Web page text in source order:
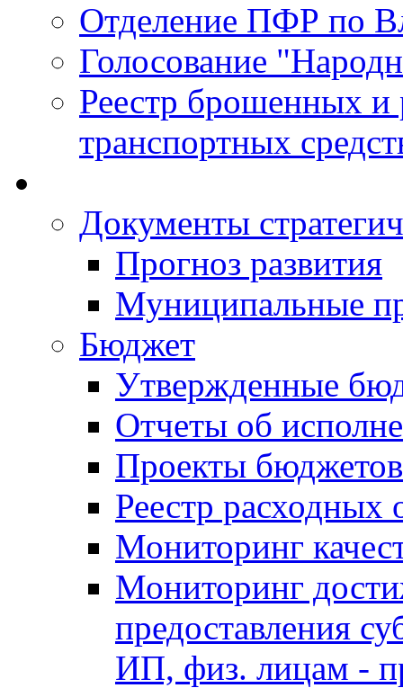
Отделение ПФР по
Голосование
Реестр брошенных и
транспортных
Документы
Прогноз развития
Муниципальные
Бюджет
Утвержденные
Отчеты об
Проекты бюджетов
Реестр расходных
Мониторинг
Мониторинг
предоставления
ИП, физ. лицам -